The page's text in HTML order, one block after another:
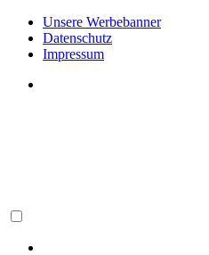
Unsere Werbebanner
Datenschutz
Impressum